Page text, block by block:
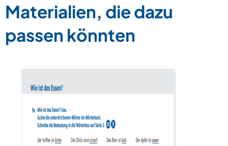
Materialien, die dazu
passen könnten